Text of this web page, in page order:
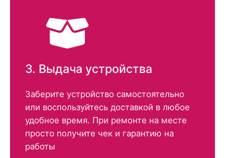
3. Выдача устройства
Заберите устройство самостоятельно
или воспользуйтесь доставкой в любое
удобное время. При ремонте на месте
просто получите чек и гарантию на
работы